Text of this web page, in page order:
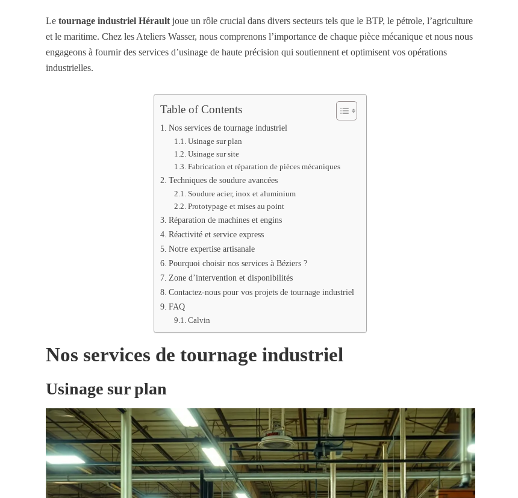
Le tournage industriel Héraultjoue un rôle crucial dans divers secteurs tels que le BTP, le pétrole, l’agriculture
et le maritime. Chez les Ateliers Wasser, nous comprenons l’importance de chaque pièce mécanique et nous nous
engageons à fournir des services d’usinage de haute précision qui soutiennent et optimisent vos opérations
industrielles.
Table of Contents
Nos services de tournage industriel
Usinage sur plan
Usinage sur site
Fabrication et réparation de pièces mécaniques
Techniques de soudure avancées
Soudure acier, inox et aluminium
Prototypage et mises au point
Réparation de machines et engins
Réactivité et service express
Notre expertise artisanale
Pourquoi choisir nos services à Béziers ?
Zone d’intervention et disponibilités
Contactez-nous pour vos projets de tournage industriel
FAQ
Calvin
Nos services de tournage industriel
Usinage sur plan